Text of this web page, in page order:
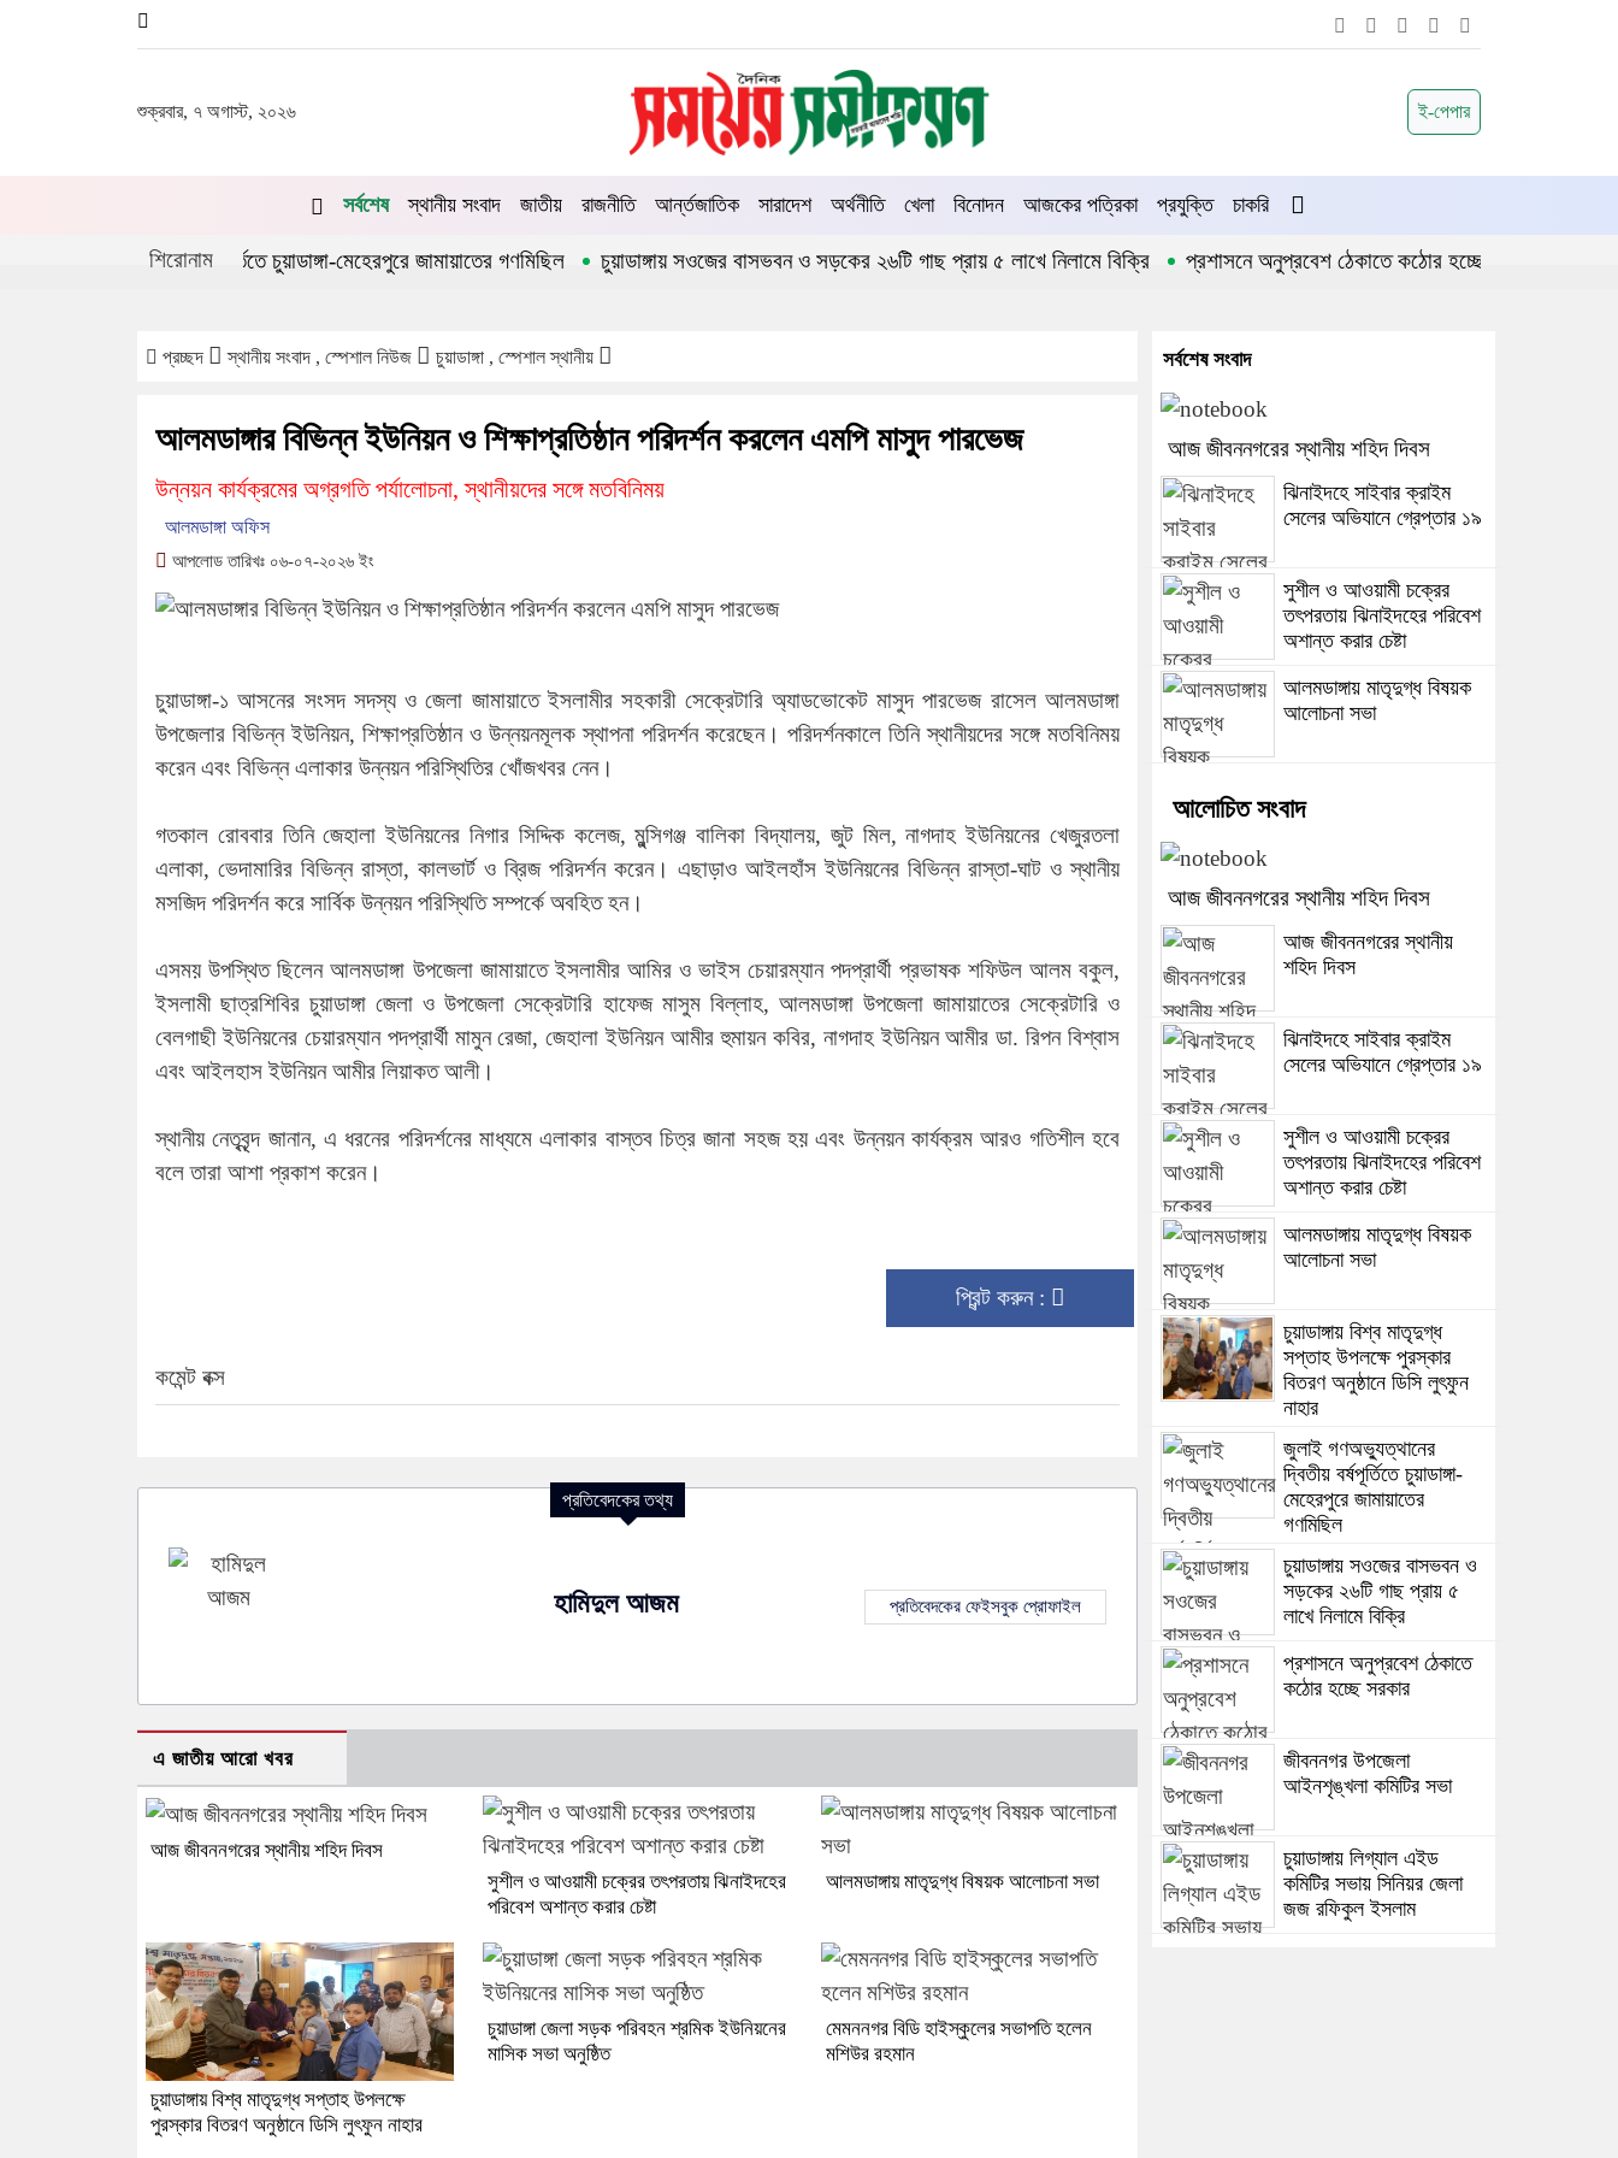
শুক্রবার, ৭ অগাস্ট, ২০২৬ ই-পেপার
সর্বশেষ স্থানীয় সংবাদ জাতীয় রাজনীতি আর্ন্তজাতিক সারাদেশ অর্থনীতি খেলা বিনোদন আজকের পত্রিকা প্রযুক্তি চাকরি
শিরোনাম
দ্বিতীয় বর্ষপূর্তিতে চুয়াডাঙ্গা-মেহেরপুরে জামায়াতের গণমিছিল চুয়াডাঙ্গায় সওজের বাসভবন ও সড়কের ২৬টি গাছ প্রায় ৫ লাখে নিলামে বিক্রি প্রশাসনে অনুপ্রবেশ ঠেকাতে কঠোর হচ্ছে সরকার
প্রচ্ছদ স্থানীয় সংবাদ , স্পেশাল নিউজ চুয়াডাঙ্গা , স্পেশাল স্থানীয়
আলমডাঙ্গার বিভিন্ন ইউনিয়ন ও শিক্ষাপ্রতিষ্ঠান পরিদর্শন করলেন এমপি মাসুদ পারভেজ
উন্নয়ন কার্যক্রমের অগ্রগতি পর্যালোচনা, স্থানীয়দের সঙ্গে মতবিনিময়
আলমডাঙ্গা অফিস
আপলোড তারিখঃ ০৬-০৭-২০২৬ ইং
চুয়াডাঙ্গা-১ আসনের সংসদ সদস্য ও জেলা জামায়াতে ইসলামীর সহকারী সেক্রেটারি অ্যাডভোকেট মাসুদ পারভেজ রাসেল আলমডাঙ্গা
উপজেলার বিভিন্ন ইউনিয়ন, শিক্ষাপ্রতিষ্ঠান ও উন্নয়নমূলক স্থাপনা পরিদর্শন করেছেন। পরিদর্শনকালে তিনি স্থানীয়দের সঙ্গে মতবিনিময়
করেন এবং বিভিন্ন এলাকার উন্নয়ন পরিস্থিতির খোঁজখবর নেন।
গতকাল রোববার তিনি জেহালা ইউনিয়নের নিগার সিদ্দিক কলেজ, মুন্সিগঞ্জ বালিকা বিদ্যালয়, জুট মিল, নাগদাহ ইউনিয়নের খেজুরতলা
এলাকা, ভেদামারির বিভিন্ন রাস্তা, কালভার্ট ও ব্রিজ পরিদর্শন করেন। এছাড়াও আইলহাঁস ইউনিয়নের বিভিন্ন রাস্তা-ঘাট ও স্থানীয়
মসজিদ পরিদর্শন করে সার্বিক উন্নয়ন পরিস্থিতি সম্পর্কে অবহিত হন।
এসময় উপস্থিত ছিলেন আলমডাঙ্গা উপজেলা জামায়াতে ইসলামীর আমির ও ভাইস চেয়ারম্যান পদপ্রার্থী প্রভাষক শফিউল আলম বকুল,
ইসলামী ছাত্রশিবির চুয়াডাঙ্গা জেলা ও উপজেলা সেক্রেটারি হাফেজ মাসুম বিল্লাহ, আলমডাঙ্গা উপজেলা জামায়াতের সেক্রেটারি ও
বেলগাছী ইউনিয়নের চেয়ারম্যান পদপ্রার্থী মামুন রেজা, জেহালা ইউনিয়ন আমীর হুমায়ন কবির, নাগদাহ ইউনিয়ন আমীর ডা. রিপন বিশ্বাস
এবং আইলহাস ইউনিয়ন আমীর লিয়াকত আলী।
স্থানীয় নেতৃবৃন্দ জানান, এ ধরনের পরিদর্শনের মাধ্যমে এলাকার বাস্তব চিত্র জানা সহজ হয় এবং উন্নয়ন কার্যক্রম আরও গতিশীল হবে
বলে তারা আশা প্রকাশ করেন।
প্রিন্ট করুন :
কমেন্ট বক্স
প্রতিবেদকের তথ্য
হামিদুল আজম প্রতিবেদকের ফেইসবুক প্রোফাইল
এ জাতীয় আরো খবর
আজ জীবননগরের স্থানীয় শহিদ দিবস
সুশীল ও আওয়ামী চক্রের তৎপরতায় ঝিনাইদহের
পরিবেশ অশান্ত করার চেষ্টা
আলমডাঙ্গায় মাতৃদুগ্ধ বিষয়ক আলোচনা সভা
চুয়াডাঙ্গায় বিশ্ব মাতৃদুগ্ধ সপ্তাহ উপলক্ষে
পুরস্কার বিতরণ অনুষ্ঠানে ডিসি লুৎফুন নাহার
চুয়াডাঙ্গা জেলা সড়ক পরিবহন শ্রমিক ইউনিয়নের
মাসিক সভা অনুষ্ঠিত
মেমননগর বিডি হাইস্কুলের সভাপতি হলেন
মশিউর রহমান
সর্বশেষ সংবাদ
আজ জীবননগরের স্থানীয় শহিদ দিবস
ঝিনাইদহে সাইবার ক্রাইম
সেলের অভিযানে গ্রেপ্তার ১৯
সুশীল ও আওয়ামী চক্রের
তৎপরতায় ঝিনাইদহের পরিবেশ
অশান্ত করার চেষ্টা
আলমডাঙ্গায় মাতৃদুগ্ধ বিষয়ক
আলোচনা সভা
আলোচিত সংবাদ
আজ জীবননগরের স্থানীয় শহিদ দিবস
আজ জীবননগরের স্থানীয়
শহিদ দিবস
ঝিনাইদহে সাইবার ক্রাইম
সেলের অভিযানে গ্রেপ্তার ১৯
সুশীল ও আওয়ামী চক্রের
তৎপরতায় ঝিনাইদহের পরিবেশ
অশান্ত করার চেষ্টা
আলমডাঙ্গায় মাতৃদুগ্ধ বিষয়ক
আলোচনা সভা
চুয়াডাঙ্গায় বিশ্ব মাতৃদুগ্ধ
সপ্তাহ উপলক্ষে পুরস্কার
বিতরণ অনুষ্ঠানে ডিসি লুৎফুন
নাহার
জুলাই গণঅভ্যুত্থানের
দ্বিতীয় বর্ষপূর্তিতে চুয়াডাঙ্গা-
মেহেরপুরে জামায়াতের
গণমিছিল
চুয়াডাঙ্গায় সওজের বাসভবন ও
সড়কের ২৬টি গাছ প্রায় ৫
লাখে নিলামে বিক্রি
প্রশাসনে অনুপ্রবেশ ঠেকাতে
কঠোর হচ্ছে সরকার
জীবননগর উপজেলা
আইনশৃঙ্খলা কমিটির সভা
চুয়াডাঙ্গায় লিগ্যাল এইড
কমিটির সভায় সিনিয়র জেলা
জজ রফিকুল ইসলাম